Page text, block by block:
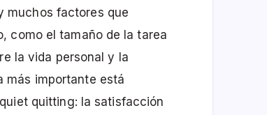
muchos factores que
como el tamaño de la tarea
la vida personal y la
más importante está
quitting: la satisfacción